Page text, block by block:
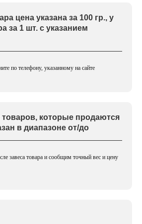
цена указана за 100 гр., у
за 1 шт. с указанием
по телефону, указанному на сайте
которые продаются
в диапазоне от/до
завеса товара и сообщим точный вес и цену